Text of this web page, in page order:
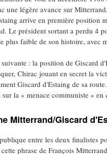
une légère avance sur
arrive en première position
Le président sortant a perdu 4
plus faible de son histoire, avec
: la position de Giscard
Chirac jouant en secret la
Giscard d'Estaing de sa
la « menace communiste »
Mitterrand/Giscard
entre les deux finalistes
phrase de François